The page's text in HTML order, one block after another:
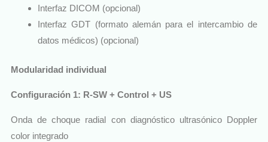
Interfaz DICOM (opcional)
Interfaz GDT (formato alemán para el intercambio de
datos médicos) (opcional)
Modularidad individual
Configuración 1: R-SW + Control + US
Onda de choque radial con diagnóstico ultrasónico Doppler
color integrado